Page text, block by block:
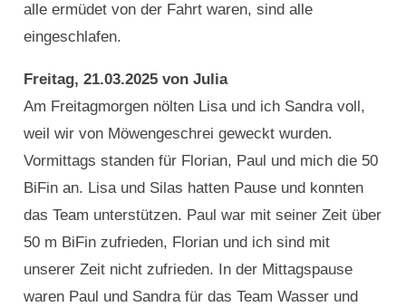
alle ermüdet von der Fahrt waren, sind alle
eingeschlafen.
Freitag, 21.03.2025 von Julia
Am Freitagmorgen nölten Lisa und ich Sandra voll,
weil wir von Möwengeschrei geweckt wurden.
Vormittags standen für Florian, Paul und mich die 50
BiFin an. Lisa und Silas hatten Pause und konnten
das Team unterstützen. Paul war mit seiner Zeit über
50 m BiFin zufrieden, Florian und ich sind mit
unserer Zeit nicht zufrieden. In der Mittagspause
waren Paul und Sandra für das Team Wasser und